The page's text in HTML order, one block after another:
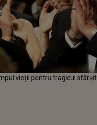
vieții pentru tragicul sfârșit